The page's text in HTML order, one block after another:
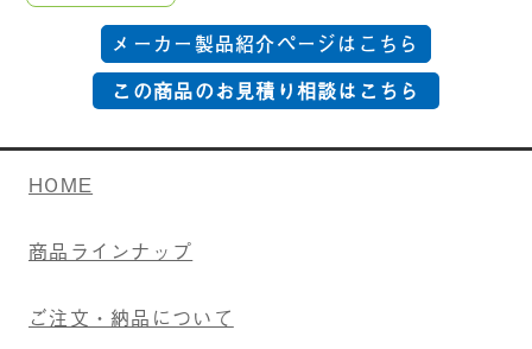
メーカー製品紹介ページはこちら
HOME
商品ラインナップ
ご注文・納品について